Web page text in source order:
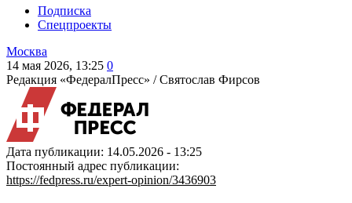
Подписка
Спецпроекты
Москва
14 мая 2026, 13:25 0
Редакция «ФедералПресс» /Святослав Фирсов
Дата публикации: 14.05.2026 - 13:25
Постоянный адрес публикации:
https://fedpress.ru/expert-opinion/3436903